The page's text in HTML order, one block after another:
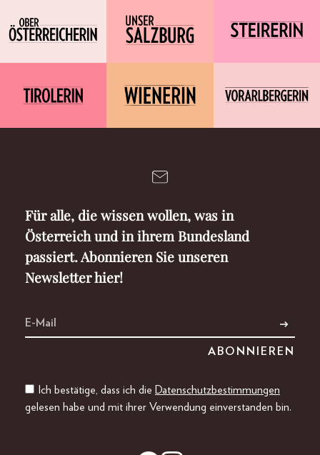
Für alle, die wissen wollen, was in
Österreich und in ihrem Bundesland
passiert. Abonnieren Sie unseren
Newsletter hier!
Ich bestätige, dass ich die Datenschutzbestimmungen
gelesen habe und mit ihrer Verwendung einverstanden bin.